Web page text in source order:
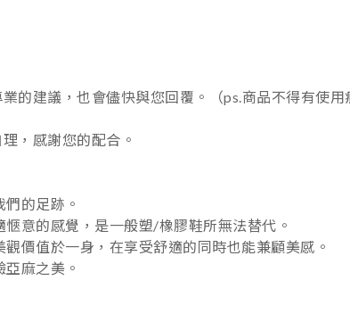
的建議，也會儘快與您回覆。（ps.商品不得有使用
，感謝您的配合。
的足跡。
意的感覺，是一般塑/橡膠鞋所無法替代。
價值於一身，在享受舒適的同時也能兼顧美感。
麻之美。